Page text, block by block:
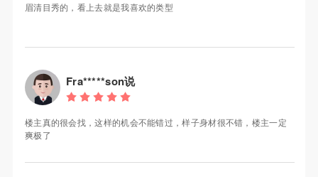
眉清目秀的，看上去就是我喜欢的类型
Fra*****son说
楼主真的很会找，这样的机会不能错过，样子身材很不错，楼主一定
爽极了